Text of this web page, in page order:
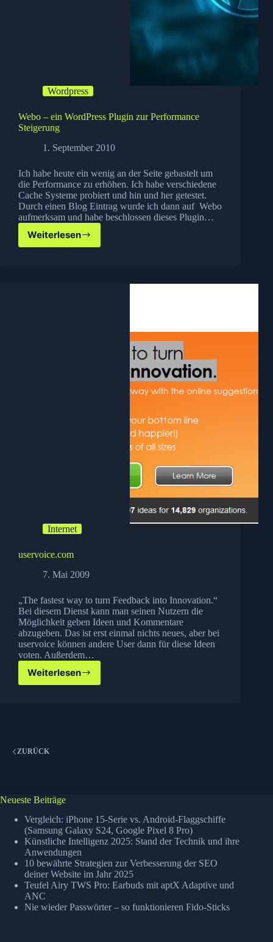
Wordpress
Webo – ein WordPress Plugin zur Performance
Steigerung
1. September 2010
Ich habe heute ein wenig an der Seite gebastelt um
die Performance zu erhöhen. Ich habe verschiedene
Cache Systeme probiert und hin und her getestet.
Durch einen Blog Eintrag wurde ich dann auf Webo
aufmerksam und habe beschlossen dieses Plugin…
Weiterlesen
Webo
–
Internet
uservoice.com
7. Mai 2009
„The fastest way to turn Feedback into Innovation.“
Bei diesem Dienst kann man seinen Nutzern die
Möglichkeit geben Ideen und Kommentare
abzugeben. Das ist erst einmal nichts neues, aber bei
uservoice können andere User dann für diese Ideen
voten. Außerdem…
Weiterlesenuservoice.com
ZURÜCK
Neueste Beiträge
Vergleich: iPhone 15-Serie vs. Android-Flaggschiffe
(Samsung Galaxy S24, Google Pixel 8 Pro)
Künstliche Intelligenz 2025: Stand der Technik und ihre
Anwendungen
10 bewährte Strategien zur Verbesserung der SEO
deiner Website im Jahr 2025
Teufel Airy TWS Pro: Earbuds mit aptX Adaptive und
ANC
Nie wieder Passwörter – so funktionieren Fido-Sticks